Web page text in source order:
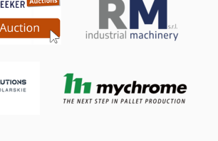
Πρέσες Μεταφοράς